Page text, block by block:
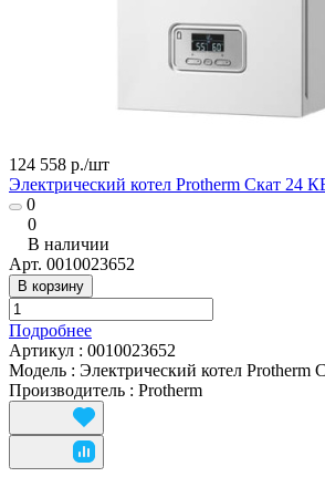
124 558 р./шт
Электрический котел Protherm Скат 24
0
0
В наличии
Арт. 0010023652
В корзину
Подробнее
Артикул : 0010023652
Модель : Электрический котел Protherm
Производитель : Protherm